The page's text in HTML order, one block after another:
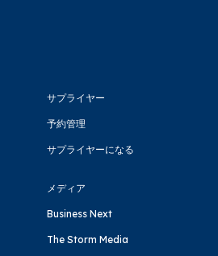
サプライヤー
予約管理
サプライヤーになる
メディア
Business Next
The Storm Media